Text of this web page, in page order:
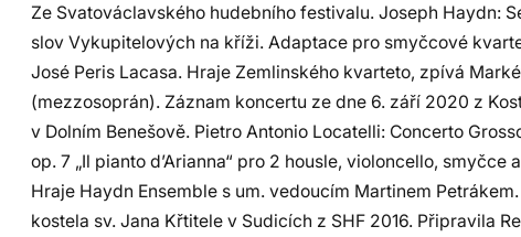
Ze Svatováclavského hudebního festivalu. Joseph Haydn:
slov Vykupitelových na kříži. Adaptace pro smyčcové
José Peris Lacasa. Hraje Zemlinského kvarteto, zpívá
(mezzosoprán). Záznam koncertu ze dne 6. září 2020 z
v Dolním Benešově. Pietro Antonio Locatelli: Concerto
op. 7 „Il pianto d’Arianna“ pro 2 housle, violoncello, smyčce
Hraje Haydn Ensemble s um. vedoucím Martinem
kostela sv. Jana Křtitele v Sudicích z SHF 2016. Připravila